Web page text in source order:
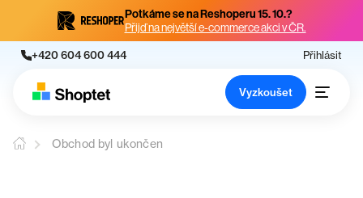
Potkáme se na Reshoperu 15. 10.?
Přijď na největší e-commerce akci v ČR.
+420 604 600 444 Přihlásit
Vyzkoušet
Obchod byl ukončen